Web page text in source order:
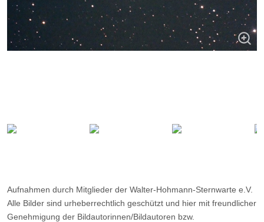
Aufnahmen durch Mitglieder der Walter-Hohmann-Sternwarte e.V.
Alle Bilder sind urheberrechtlich geschützt und hier mit freundlicher
Genehmigung der Bildautorinnen/Bildautoren bzw.